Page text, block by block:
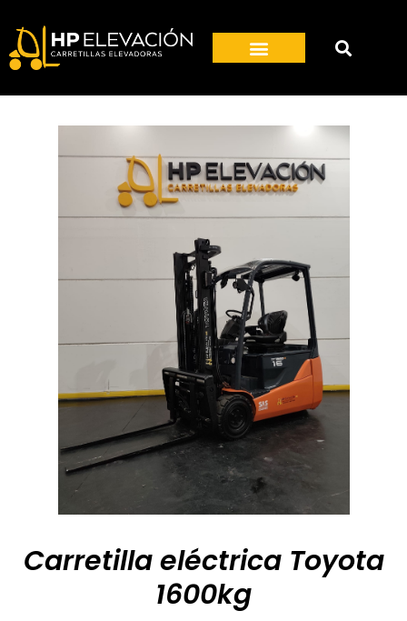
Carretilla eléctrica Toyota
1600kg